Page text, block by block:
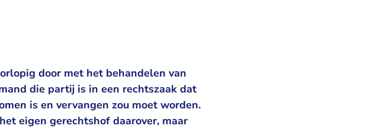
door met het behandelen van
die partij is in een rechtszaak dat
is en vervangen zou moet worden.
eigen gerechtshof daarover, maar